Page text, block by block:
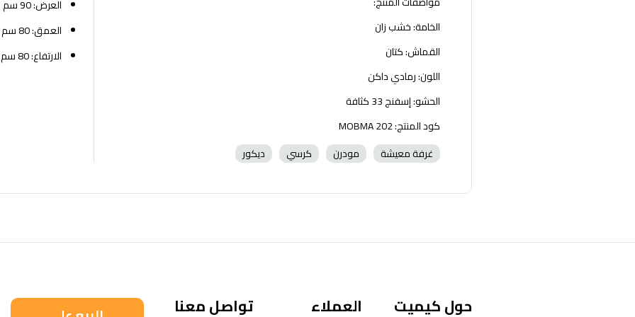
الخامة: خشب زان
القماش: كتان
اللون: رمادي داكن
الحشو: إسفنج 33 كثافة
كود المنتج: MOBMA 202
غرفة معيشة
مودرن كرسي ديكور
العرض: 90 سم
العمق: 80 سم
الارتفاع: 80 سم
حول كيميت العملاء تواصل معنا